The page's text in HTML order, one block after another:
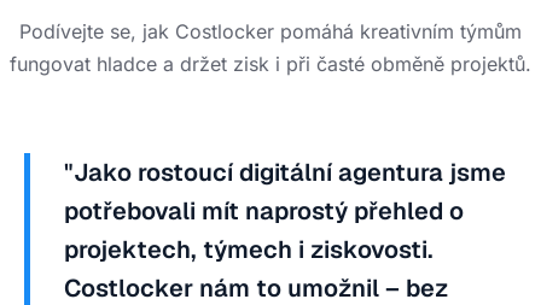
Podívejte se, jak Costlocker pomáhá kreativním týmům
fungovat hladce a držet zisk i při časté obměně projektů.
"Jako rostoucí digitální agentura jsme
potřebovali mít naprostý přehled o
projektech, týmech i ziskovosti.
Costlocker nám to umožnil – bez